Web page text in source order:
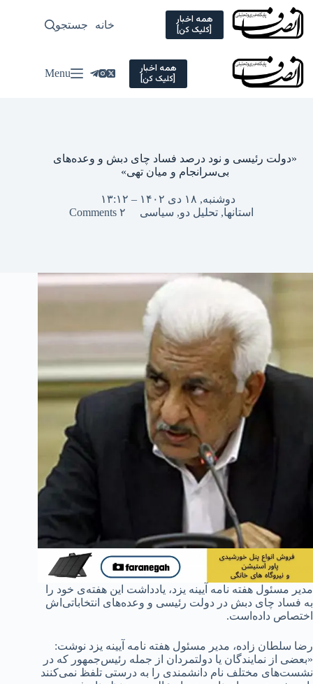
Skip
content
همه اخبار
[کلیک کن] خانه سیاسی
جستجو
همه اخبار
[کلیک کن] Menu
«دولت رئیسی و نود درصد فساد چای دبش و وعده‌های
بی‌سرانجام و میان تهی»
دوشنبه, ۱۸ دی ۱۴۰۲ – ۱۳:۱۲
استانها,تحلیل دو, سیاسی ۲ Comments
مدیر مسئول هفته نامه آیینه یزد، یادداشت این هفته‌ی خود را
به فساد چای دبش در دولت رئیسی و وعده‌های انتخاباتی‌اش
اختصاص داده‌است.
رضا سلطان زاده، مدیر مسئول هفته نامه آیینه یزد نوشت:
«بعضی از نمایندگان یا دولتمردان از جمله رئیس‌جمهور که در
نشست‌های مختلف نام دانشمندی را به درستی تلفظ نمی‌کنند